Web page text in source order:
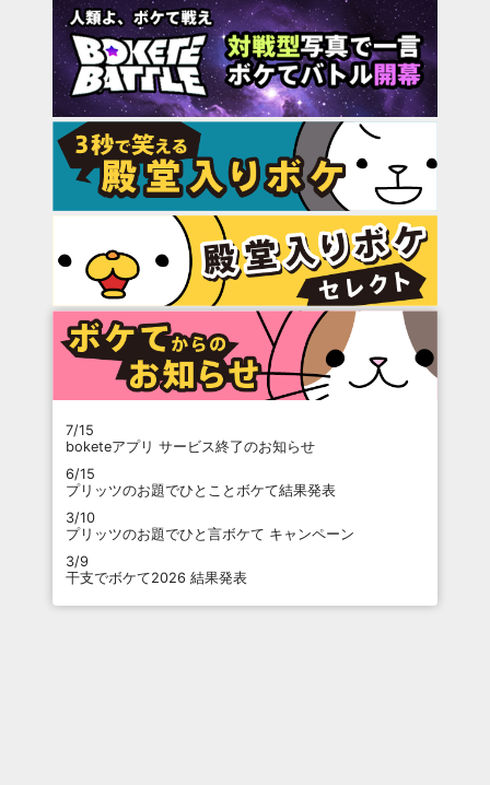
7/15
boketeアプリ サービス終了のお知らせ
6/15
プリッツのお題でひとことボケて結果発表
3/10
プリッツのお題でひと言ボケて キャンペーン
3/9
干支でボケて2026 結果発表